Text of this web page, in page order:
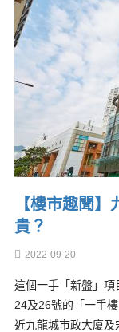
【樓市趣聞
貴？
2022-09-20
這個一手「新盤」
24及26號的「一手
近九龍城市政大廈